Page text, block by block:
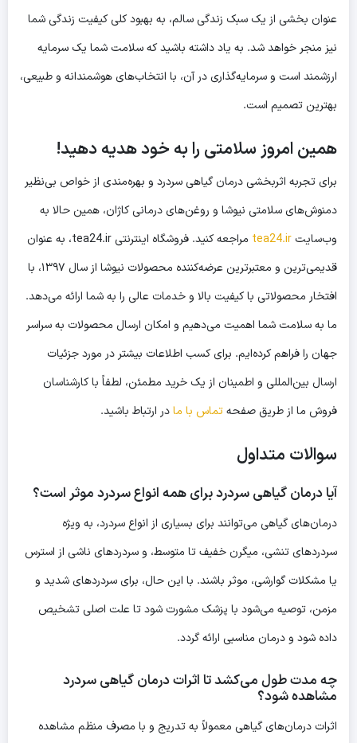
عنوان بخشی از یک سبک زندگی سالم، به بهبود کلی کیفیت زندگی شما
نیز منجر خواهد شد. به یاد داشته باشید که سلامت شما یک سرمایه
ارزشمند است و سرمایه‌گذاری در آن، با انتخاب‌های هوشمندانه و طبیعی،
بهترین تصمیم است.
همین امروز سلامتی را به خود هدیه دهید!
برای تجربه اثربخشی درمان گیاهی سردرد و بهره‌مندی از خواص بی‌نظیر
دمنوش‌های سلامتی نیوشا و روغن‌های درمانی کاژان، همین حالا به
وب‌سایتtea24.ir
مراجعه کنید. فروشگاه اینترنتی tea24.ir، به عنوان
قدیمی‌ترین و معتبرترین عرضه‌کننده محصولات نیوشا از سال ۱۳۹۷، با
افتخار محصولاتی با کیفیت بالا و خدمات عالی را به شما ارائه می‌دهد.
ما به سلامت شما اهمیت می‌دهیم و امکان ارسال محصولات به سراسر
جهان را فراهم کرده‌ایم. برای کسب اطلاعات بیشتر در مورد جزئیات
ارسال بین‌المللی و اطمینان از یک خرید مطمئن، لطفاً با کارشناسان
فروش ما از طریق صفحهتماس با مادر ارتباط باشید.
سوالات متداول
آیا درمان گیاهی سردرد برای همه انواع سردرد موثر است؟
درمان‌های گیاهی می‌توانند برای بسیاری از انواع سردرد، به ویژه
سردردهای تنشی، میگرن خفیف تا متوسط، و سردردهای ناشی از استرس
یا مشکلات گوارشی، موثر باشند. با این حال، برای سردردهای شدید و
مزمن، توصیه می‌شود با پزشک مشورت شود تا علت اصلی تشخیص
داده شود و درمان مناسبی ارائه گردد.
چه مدت طول می‌کشد تا اثرات درمان گیاهی سردرد
مشاهده شود؟
اثرات درمان‌های گیاهی معمولاً به تدریج و با مصرف منظم مشاهده